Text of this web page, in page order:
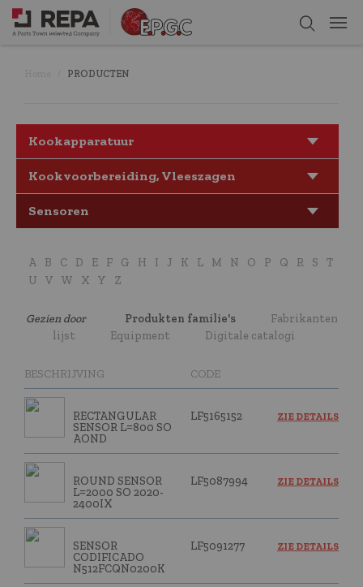
PRODUCTEN
Kookapparatuur
Kookvoorbereiding, Vleeszagen
Sensoren
A B C D E F G H I J K L M N O P Q R S
T
U
V W X Y Z
Gezien door Produkten familie's
Fabrikanten
lijst
Equipment Digitale catalogi
BESCHRIJVING CODE
RECTANGULAR
SENSOR L=800 SO
AOND
LF5165152 ZIE DETAILS
ROUND SENSOR
L=2000 SO 2020-
2400IX
LF5087994 ZIE DETAILS
SENSOR
CODIFICADO
N512FCQN0200K
LF5091277 ZIE DETAILS